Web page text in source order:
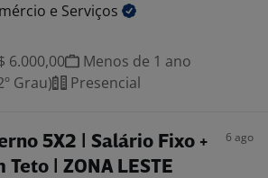
e Serviços
6.000,00
Menos de 1 ano
Grau)
Presencial
5X2 | Salário Fixo +
Teto | ZONA LESTE
6 ago